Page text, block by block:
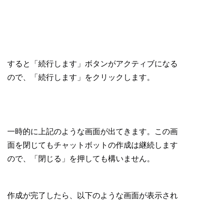
すると「続行します」ボタンがアクティブになる
ので、「続行します」をクリックします。
一時的に上記のような画面が出てきます。この画
面を閉じてもチャットボットの作成は継続します
ので、「閉じる」を押しても構いません。
作成が完了したら、以下のような画面が表示され